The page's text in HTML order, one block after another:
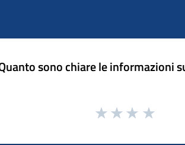
sono chiare le informazioni